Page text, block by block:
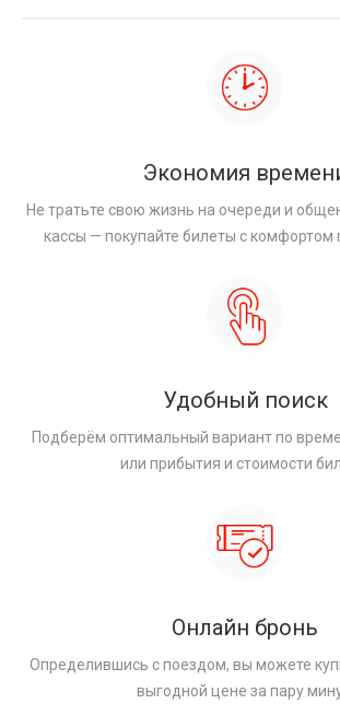
Экономия
Не тратьте свою жизнь на очереди и
кассы — покупайте билеты с комфортом
Удобный поиск
Подберём оптимальный вариант по
или прибытия и стоимости
Онлайн бронь
Определившись с поездом, вы можете
выгодной цене за пару